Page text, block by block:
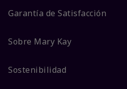
Garantía de Satisfacción
Sobre Mary Kay
Sostenibilidad